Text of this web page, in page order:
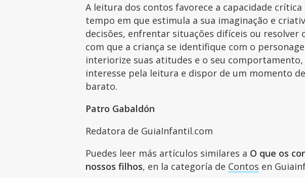
A leitura dos contos favorece a capacidade crítica
tempo em que estimula a sua imaginação e
decisões, enfrentar situações difíceis ou resolver
com que a criança se identifique com o
interiorize suas atitudes e o seu
interesse pela leitura e dispor de um momento
barato.
Patro Gabaldón
Redatora de GuiaInfantil.com
Puedes leer más artículos similares a O que os
nossos filhos, en la categoría de Contos en